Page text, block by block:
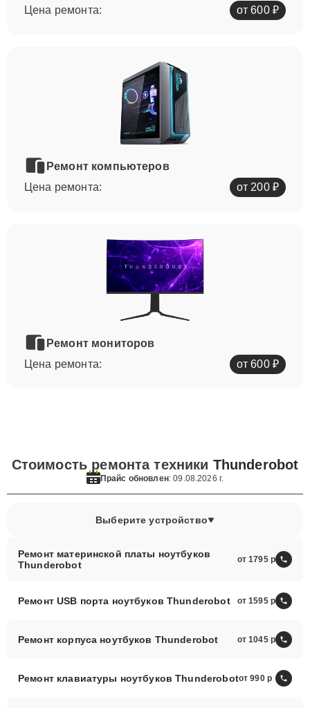
Цена ремонта:
от 600 ₽
Ремонт компьютеров
Цена ремонта:
от 200 ₽
Ремонт мониторов
Цена ремонта:
от 600 ₽
Стоимость ремонта техники Thunderobot
Прайс обновлен: 09.08.2026 г.
Выберите устройство
Ремонт материнской платы ноутбуков
Thunderobot
от 1795
Ремонт USB порта ноутбуков Thunderobot от 1595
Ремонт корпуса ноутбуков Thunderobot от 1045
Ремонт клавиатуры ноутбуков Thunderobotот 990